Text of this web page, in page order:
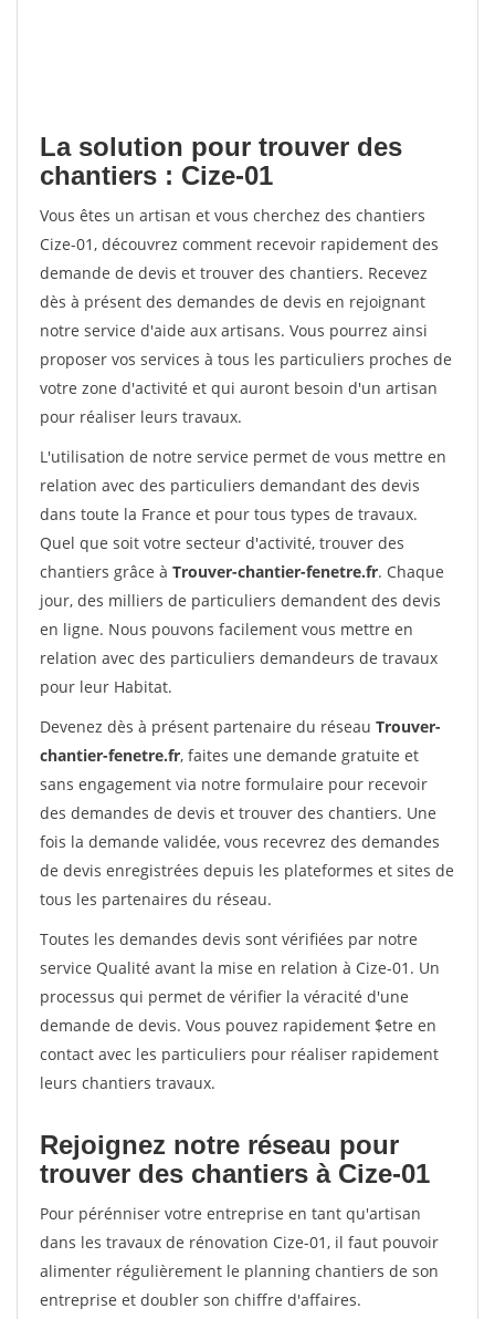
La solution pour trouver des
chantiers : Cize-01
Vous êtes un artisan et vous cherchez des chantiers
Cize-01, découvrez comment recevoir rapidement des
demande de devis et trouver des chantiers. Recevez
dès à présent des demandes de devis en rejoignant
notre service d'aide aux artisans. Vous pourrez ainsi
proposer vos services à tous les particuliers proches de
votre zone d'activité et qui auront besoin d'un artisan
pour réaliser leurs travaux.
L'utilisation de notre service permet de vous mettre en
relation avec des particuliers demandant des devis
dans toute la France et pour tous types de travaux.
Quel que soit votre secteur d'activité, trouver des
chantiers grâce à Trouver-chantier-fenetre.fr. Chaque
jour, des milliers de particuliers demandent des devis
en ligne. Nous pouvons facilement vous mettre en
relation avec des particuliers demandeurs de travaux
pour leur Habitat.
Devenez dès à présent partenaire du réseau Trouver-
chantier-fenetre.fr, faites une demande gratuite et
sans engagement via notre formulaire pour recevoir
des demandes de devis et trouver des chantiers. Une
fois la demande validée, vous recevrez des demandes
de devis enregistrées depuis les plateformes et sites de
tous les partenaires du réseau.
Toutes les demandes devis sont vérifiées par notre
service Qualité avant la mise en relation à Cize-01. Un
processus qui permet de vérifier la véracité d'une
demande de devis. Vous pouvez rapidement $etre en
contact avec les particuliers pour réaliser rapidement
leurs chantiers travaux.
Rejoignez notre réseau pour
trouver des chantiers à Cize-01
Pour pérénniser votre entreprise en tant qu'artisan
dans les travaux de rénovation Cize-01, il faut pouvoir
alimenter régulièrement le planning chantiers de son
entreprise et doubler son chiffre d'affaires.